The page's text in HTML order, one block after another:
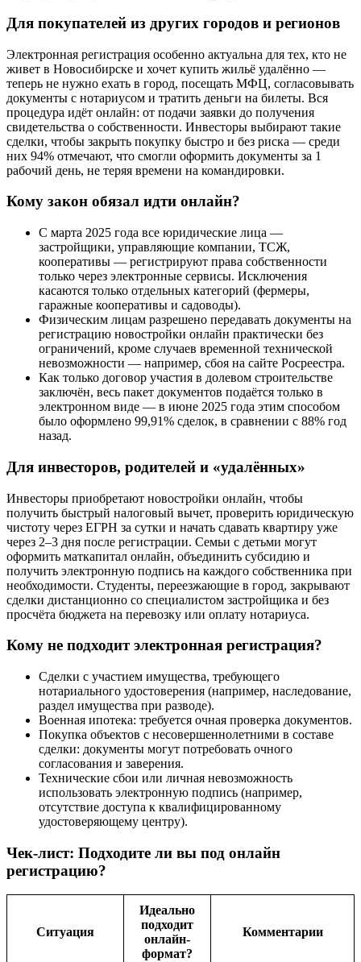
Для покупателей из других городов и регионов
Электронная регистрация особенно актуальна для тех, кто не
живет в Новосибирске и хочет купить жильё удалённо —
теперь не нужно ехать в город, посещать МФЦ, согласовывать
документы с нотариусом и тратить деньги на билеты. Вся
процедура идёт онлайн: от подачи заявки до получения
свидетельства о собственности. Инвесторы выбирают такие
сделки, чтобы закрыть покупку быстро и без риска — среди
них 94% отмечают, что смогли оформить документы за 1
рабочий день, не теряя времени на командировки.
Кому закон обязал идти онлайн?
С марта 2025 года все юридические лица —
застройщики, управляющие компании, ТСЖ,
кооперативы — регистрируют права собственности
только через электронные сервисы. Исключения
касаются только отдельных категорий (фермеры,
гаражные кооперативы и садоводы).
Физическим лицам разрешено передавать документы на
регистрацию новостройки онлайн практически без
ограничений, кроме случаев временной технической
невозможности — например, сбоя на сайте Росреестра.
Как только договор участия в долевом строительстве
заключён, весь пакет документов подаётся только в
электронном виде — в июне 2025 года этим способом
было оформлено 99,91% сделок, в сравнении с 88% год
назад.
Для инвесторов, родителей и «удалённых»
Инвесторы приобретают новостройки онлайн, чтобы
получить быстрый налоговый вычет, проверить юридическую
чистоту через ЕГРН за сутки и начать сдавать квартиру уже
через 2–3 дня после регистрации. Семьи с детьми могут
оформить маткапитал онлайн, объединить субсидию и
получить электронную подпись на каждого собственника при
необходимости. Студенты, переезжающие в город, закрывают
сделки дистанционно со специалистом застройщика и без
просчёта бюджета на перевозку или оплату нотариуса.
Кому не подходит электронная регистрация?
Сделки с участием имущества, требующего
нотариального удостоверения (например, наследование,
раздел имущества при разводе).
Военная ипотека: требуется очная проверка документов.
Покупка объектов с несовершеннолетними в составе
сделки: документы могут потребовать очного
согласования и заверения.
Технические сбои или личная невозможность
использовать электронную подпись (например,
отсутствие доступа к квалифицированному
удостоверяющему центру).
Чек-лист: Подходите ли вы под онлайн
регистрацию?
Ситуация
Идеально
подходит
онлайн-
формат?
Комментарии